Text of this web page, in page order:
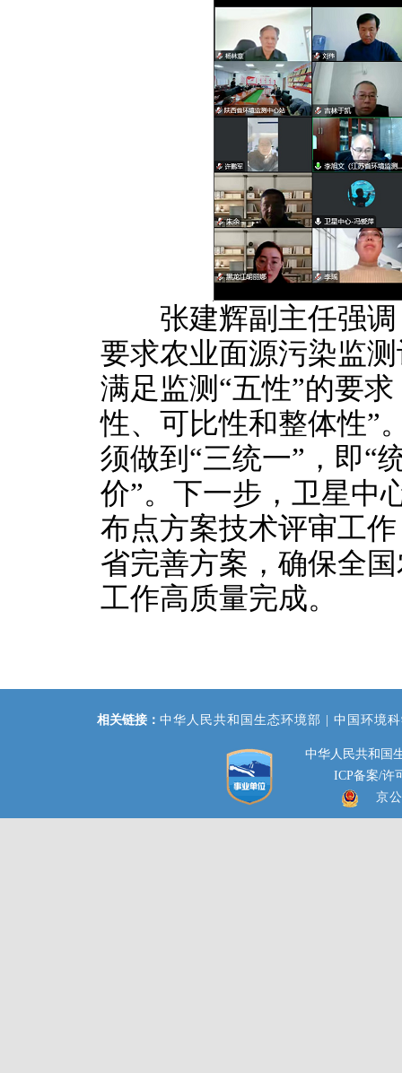
张建辉副主任强调
要求农业面源污染监
满足监测“五性”的要
性、可比性和整体性”
须做到“三统一”，即“
价”。下一步，卫星中
布点方案技术评审工
省完善方案，确保全
工作高质量完成。
相关链接： 中华人民共和国生态环境部 | 中国环境
中华人民共和国
ICP备案/许
京